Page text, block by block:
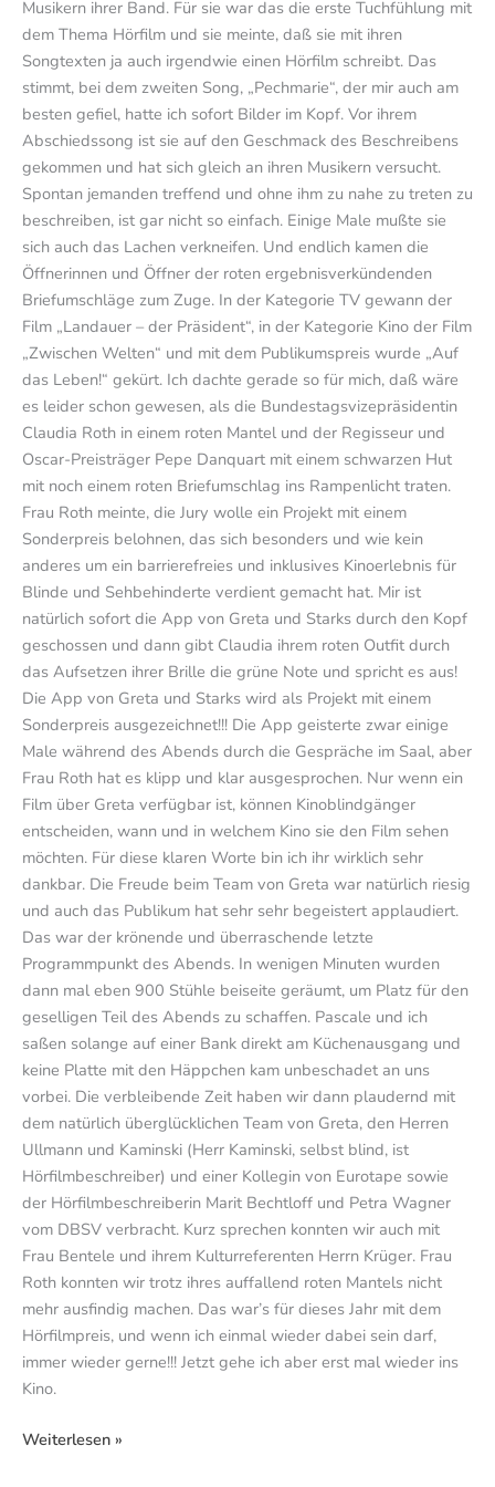
Musikern ihrer Band. Für sie war das die erste Tuchfühlung mit
dem Thema Hörfilm und sie meinte, daß sie mit ihren
Songtexten ja auch irgendwie einen Hörfilm schreibt. Das
stimmt, bei dem zweiten Song, „Pechmarie“, der mir auch am
besten gefiel, hatte ich sofort Bilder im Kopf. Vor ihrem
Abschiedssong ist sie auf den Geschmack des Beschreibens
gekommen und hat sich gleich an ihren Musikern versucht.
Spontan jemanden treffend und ohne ihm zu nahe zu treten zu
beschreiben, ist gar nicht so einfach. Einige Male mußte sie
sich auch das Lachen verkneifen. Und endlich kamen die
Öffnerinnen und Öffner der roten ergebnisverkündenden
Briefumschläge zum Zuge. In der Kategorie TV gewann der
Film „Landauer – der Präsident“, in der Kategorie Kino der Film
„Zwischen Welten“ und mit dem Publikumspreis wurde „Auf
das Leben!“ gekürt. Ich dachte gerade so für mich, daß wäre
es leider schon gewesen, als die Bundestagsvizepräsidentin
Claudia Roth in einem roten Mantel und der Regisseur und
Oscar-Preisträger Pepe Danquart mit einem schwarzen Hut
mit noch einem roten Briefumschlag ins Rampenlicht traten.
Frau Roth meinte, die Jury wolle ein Projekt mit einem
Sonderpreis belohnen, das sich besonders und wie kein
anderes um ein barrierefreies und inklusives Kinoerlebnis für
Blinde und Sehbehinderte verdient gemacht hat. Mir ist
natürlich sofort die App von Greta und Starks durch den Kopf
geschossen und dann gibt Claudia ihrem roten Outfit durch
das Aufsetzen ihrer Brille die grüne Note und spricht es aus!
Die App von Greta und Starks wird als Projekt mit einem
Sonderpreis ausgezeichnet!!! Die App geisterte zwar einige
Male während des Abends durch die Gespräche im Saal, aber
Frau Roth hat es klipp und klar ausgesprochen. Nur wenn ein
Film über Greta verfügbar ist, können Kinoblindgänger
entscheiden, wann und in welchem Kino sie den Film sehen
möchten. Für diese klaren Worte bin ich ihr wirklich sehr
dankbar. Die Freude beim Team von Greta war natürlich riesig
und auch das Publikum hat sehr sehr begeistert applaudiert.
Das war der krönende und überraschende letzte
Programmpunkt des Abends. In wenigen Minuten wurden
dann mal eben 900 Stühle beiseite geräumt, um Platz für den
geselligen Teil des Abends zu schaffen. Pascale und ich
saßen solange auf einer Bank direkt am Küchenausgang und
keine Platte mit den Häppchen kam unbeschadet an uns
vorbei. Die verbleibende Zeit haben wir dann plaudernd mit
dem natürlich überglücklichen Team von Greta, den Herren
Ullmann und Kaminski (Herr Kaminski, selbst blind, ist
Hörfilmbeschreiber) und einer Kollegin von Eurotape sowie
der Hörfilmbeschreiberin Marit Bechtloff und Petra Wagner
vom DBSV verbracht. Kurz sprechen konnten wir auch mit
Frau Bentele und ihrem Kulturreferenten Herrn Krüger. Frau
Roth konnten wir trotz ihres auffallend roten Mantels nicht
mehr ausfindig machen. Das war’s für dieses Jahr mit dem
Hörfilmpreis, und wenn ich einmal wieder dabei sein darf,
immer wieder gerne!!! Jetzt gehe ich aber erst mal wieder ins
Kino.
Weiterlesen »